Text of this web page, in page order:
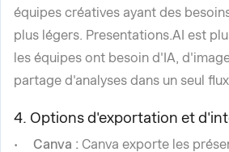
équipes créatives ayant des
plus légers. Presentations.AI est
les équipes ont besoin d'IA,
partage d'analyses dans un seul
4. Options d'exportation et
Canva : Canva exporte les